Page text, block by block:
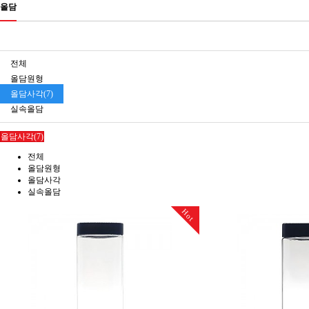
올담
전체
올담원형
올담사각(7)
실속올담
올담사각(7)
전체
올담원형
올담사각
실속올담
Hot